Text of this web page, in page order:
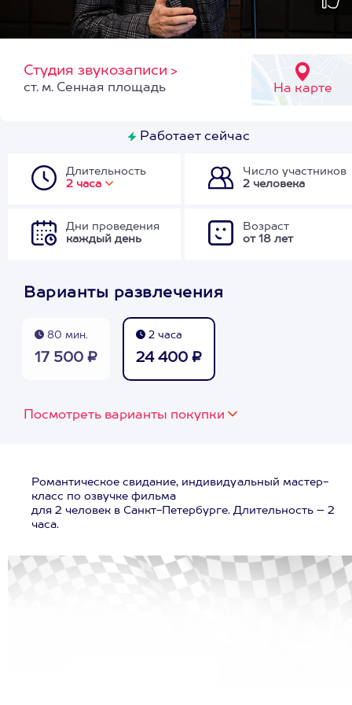
Студия звукозаписи >
На карте
ст. м. Сенная площадь
Работает сейчас
Длительность
2 часа
Число участников
2 человека
Дни проведения
каждый день
Возраст
от 18 лет
Варианты развлечения
80 мин.
17 500 ₽
2 часа
24 400 ₽
Посмотреть варианты покупки
Романтическое свидание, индивидуальный мастер-
класс по озвучке фильма
для 2 человек в Санкт-Петербурге. Длительность – 2
часа.